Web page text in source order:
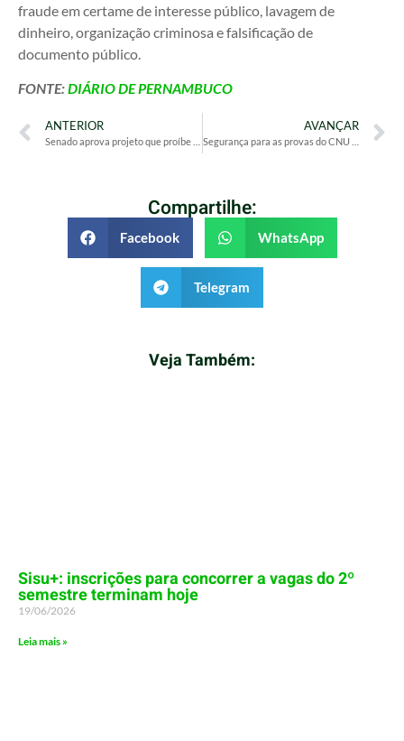
fraude em certame de interesse público, lavagem de
dinheiro, organização criminosa e falsificação de
documento público.
FONTE:DIÁRIO DE PERNAMBUCO
ANTERIOR AVANÇAR
Compartilhe:
Facebook WhatsApp
Telegram
Veja Também:
Sisu+: inscrições para concorrer a vagas do 2º
semestre terminam hoje
19/06/2026
Leia mais »